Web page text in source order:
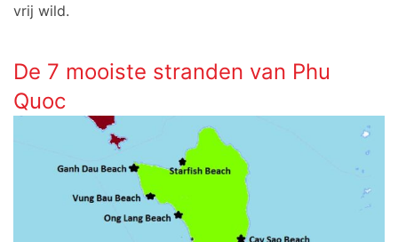
vrij wild.
De 7 mooiste stranden van Phu
Quoc